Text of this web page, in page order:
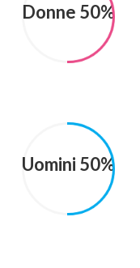
Donne 50%
Uomini 50%